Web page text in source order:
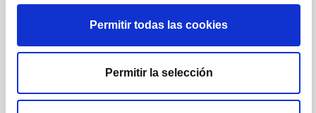
Permitir todas las cookies
Permitir la selección
Nuestra comunidad